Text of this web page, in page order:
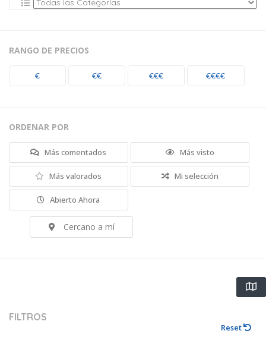
RANGO DE PRECIOS
€ €€ €€€ €€€€
ORDENAR POR
Más comentados Más visto
Más valorados Mi selección
Abierto Ahora
Cercano a mí
FILTROS
Reset